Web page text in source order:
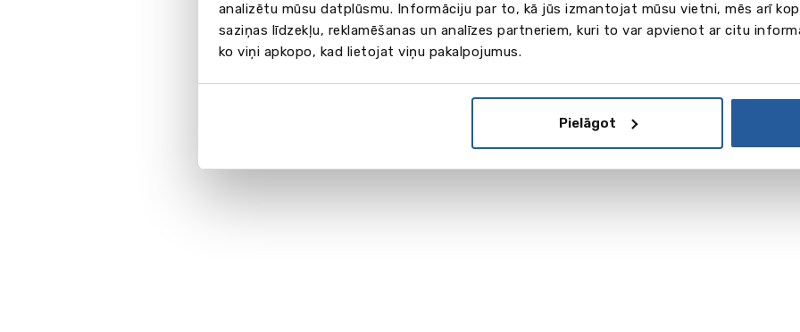
analizētu mūsu datplūsmu. Informāciju par to, kā jūs izmantojat mūsu vietni, mēs arī
saziņas līdzekļu, reklamēšanas un analīzes partneriem, kuri to var apvienot ar citu
ko viņi apkopo, kad lietojat viņu pakalpojumus.
Pielāgot